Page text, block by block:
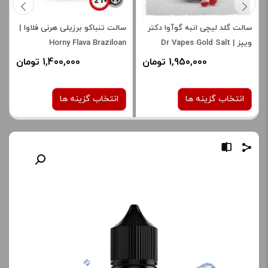
سالت گلد لیچی انبه گوآوا دکتر
ویپز | Dr Vapes Gold Salt
1,950,000 تومان
انتخاب گزینه ها
نمایش قیمت ، گزینه های
سالت تنباکو برزیلی هرنی فلاوا |
Horny Flava Braziloan
1,400,000 تومان
انتخاب گزینه ها